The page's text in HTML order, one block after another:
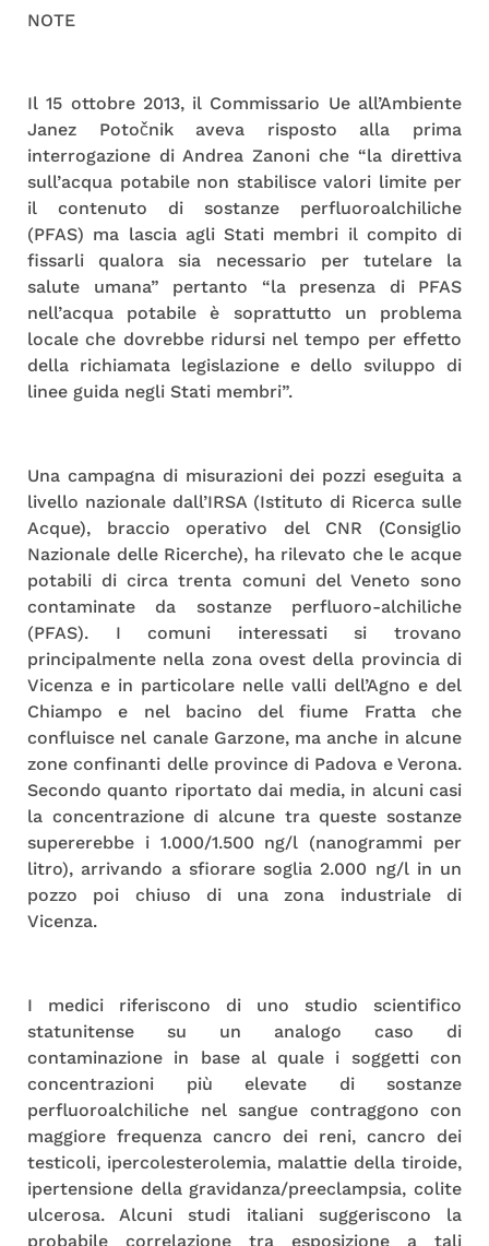
NOTE
Il 15 ottobre 2013, il Commissario Ue all’Ambiente
Janez Potočnik aveva risposto alla prima
interrogazione di Andrea Zanoni che “la direttiva
sull’acqua potabile non stabilisce valori limite per
il contenuto di sostanze perfluoroalchiliche
(PFAS) ma lascia agli Stati membri il compito di
fissarli qualora sia necessario per tutelare la
salute umana” pertanto “la presenza di PFAS
nell’acqua potabile è soprattutto un problema
locale che dovrebbe ridursi nel tempo per effetto
della richiamata legislazione e dello sviluppo di
linee guida negli Stati membri”.
Una campagna di misurazioni dei pozzi eseguita a
livello nazionale dall’IRSA (Istituto di Ricerca sulle
Acque), braccio operativo del CNR (Consiglio
Nazionale delle Ricerche), ha rilevato che le acque
potabili di circa trenta comuni del Veneto sono
contaminate da sostanze perfluoro-alchiliche
(PFAS). I comuni interessati si trovano
principalmente nella zona ovest della provincia di
Vicenza e in particolare nelle valli dell’Agno e del
Chiampo e nel bacino del fiume Fratta che
confluisce nel canale Garzone, ma anche in alcune
zone confinanti delle province di Padova e Verona.
Secondo quanto riportato dai media, in alcuni casi
la concentrazione di alcune tra queste sostanze
supererebbe i 1.000/1.500 ng/l (nanogrammi per
litro), arrivando a sfiorare soglia 2.000 ng/l in un
pozzo poi chiuso di una zona industriale di
Vicenza.
I medici riferiscono di uno studio scientifico
statunitense su un analogo caso di
contaminazione in base al quale i soggetti con
concentrazioni più elevate di sostanze
perfluoroalchiliche nel sangue contraggono con
maggiore frequenza cancro dei reni, cancro dei
testicoli, ipercolesterolemia, malattie della tiroide,
ipertensione della gravidanza/preeclampsia, colite
ulcerosa. Alcuni studi italiani suggeriscono la
probabile correlazione tra esposizione a tali